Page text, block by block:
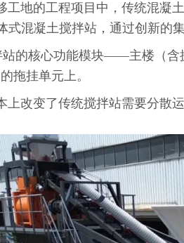
工地的工程项目中，传统混凝
式混凝土搅拌站，通过创新的
站的核心功能模块——主楼（
拖挂单元上。
上改变了传统搅拌站需要分散